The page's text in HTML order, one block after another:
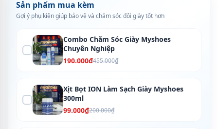
Sản phẩm mua kèm
Gợi ý phụ kiện giúp bảo vệ và chăm sóc đôi giày tốt hơn
Combo Chăm Sóc Giày Myshoes
Chuyên Nghiệp
190.000₫455.000₫
Xịt Bọt ION Làm Sạch Giày Myshoes
300ml
99.000₫200.000₫